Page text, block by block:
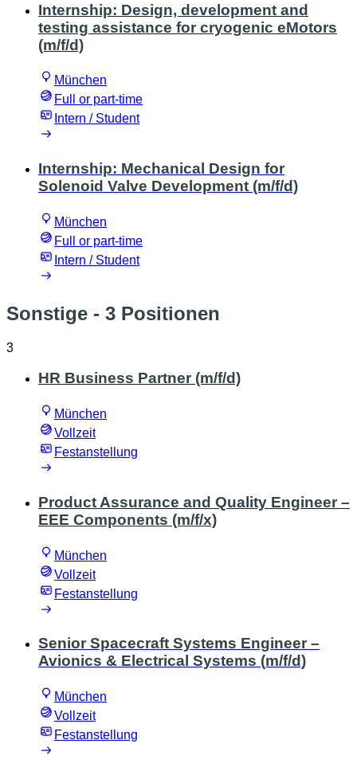
Internship: Design, development and
testing assistance for cryogenic eMotors
(m/f/d)
München
Full or part-time
Intern / Student
Internship: Mechanical Design for
Solenoid Valve Development (m/f/d)
München
Full or part-time
Intern / Student
Sonstige - 3 Positionen
3
HR Business Partner (m/f/d)
München
Vollzeit
Festanstellung
Product Assurance and Quality Engineer –
EEE Components (m/f/x)
München
Vollzeit
Festanstellung
Senior Spacecraft Systems Engineer –
Avionics & Electrical Systems (m/f/d)
München
Vollzeit
Festanstellung